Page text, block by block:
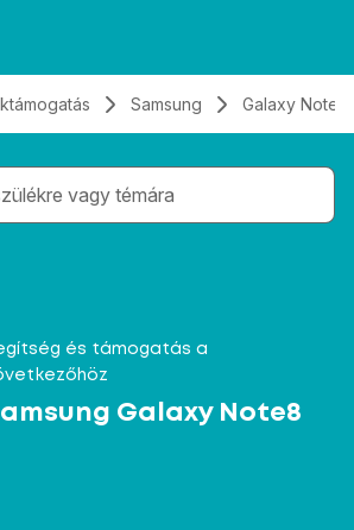
Samsung Galaxy Note8
megjelennek a keresési
és támogatás a
Galaxy Note8